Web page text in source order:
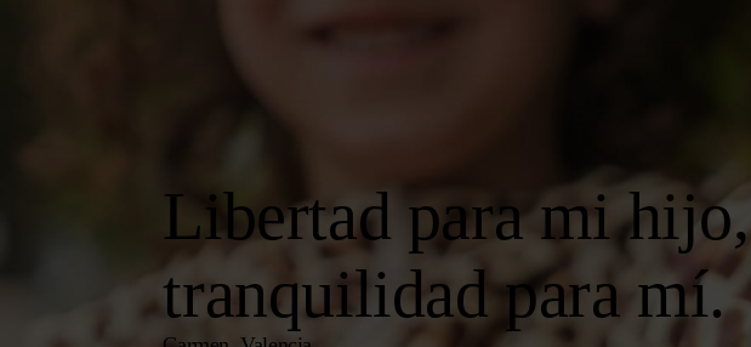
Libertad para mi hijo,
tranquilidad para mí.